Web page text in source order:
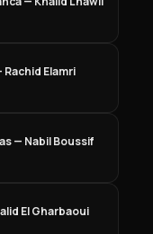
Elamri
— Nabil Boussif
El Gharbaoui